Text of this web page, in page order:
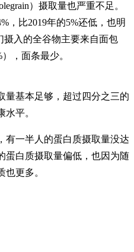
）摄取量也严重不足。
，比2019年的5%还低，也明
摄入的全谷物主要来自面包
，面条最少。
量基本足够，超过四分之三的
平。
有一半人的蛋白质摄取量没达
蛋白质摄取量偏低，也因为随
更多。